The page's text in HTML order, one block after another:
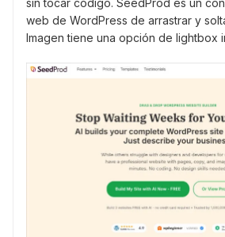
sin tocar código. SeedProd es un
web de WordPress de arrastrar y
Imagen tiene una opción de lightbox